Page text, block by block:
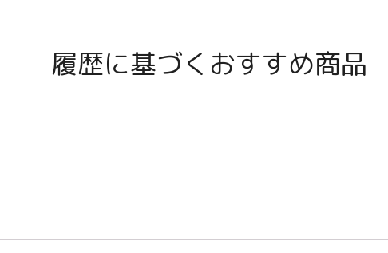
履歴に基づくおすすめ商品